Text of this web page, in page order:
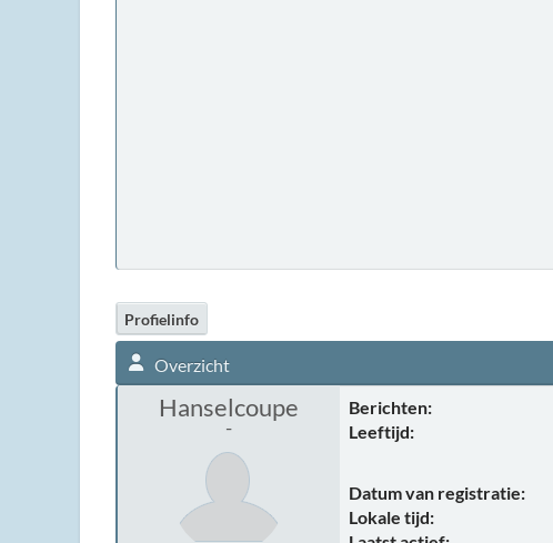
Profielinfo
Overzicht
Hanselcoupe
-
Berichten:
Leeftijd:
Datum van registratie:
Lokale tijd: